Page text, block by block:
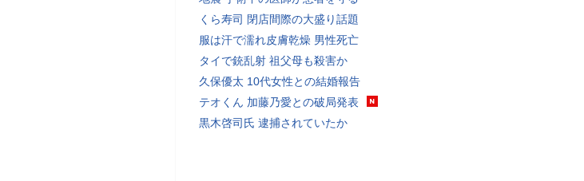
くら寿司 閉店間際の大盛り話題
服は汗で濡れ皮膚乾燥 男性死亡
タイで銃乱射 祖父母も殺害か
久保優太 10代女性との結婚報告
テオくん 加藤乃愛との破局発表
黒木啓司氏 逮捕されていたか